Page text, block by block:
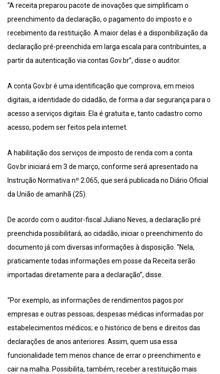
“A receita preparou pacote de inovações que simplificam o
preenchimento da declaração, o pagamento do imposto e o
recebimento da restituição. A maior delas é a disponibilização da
declaração pré-preenchida em larga escala para contribuintes, a
partir da autenticação via contas Gov.br”, disse o auditor.
A conta Gov.br é uma identificação que comprova, em meios
digitais, a identidade do cidadão, de forma a dar segurança para o
acesso a serviços digitais. Ela é gratuita e, tanto cadastro como
acesso, podem ser feitos pela internet.
A habilitação dos serviços de imposto de renda com a conta
Gov.br iniciará em 3 de março, conforme será apresentado na
Instrução Normativa nº 2.065, que será publicada no Diário Oficial
da União de amanhã (25).
De acordo com o auditor-fiscal Juliano Neves, a declaração pré
preenchida possibilitará, ao cidadão, iniciar o preenchimento do
documento já com diversas informações à disposição. “Nela,
praticamente todas informações em posse da Receita serão
importadas diretamente para a declaração”, disse.
“Por exemplo, as informações de rendimentos pagos por
empresas e outras pessoas; despesas médicas informadas por
estabelecimentos médicos; e o histórico de bens e direitos das
declarações de anos anteriores. Assim, quem usa essa
funcionalidade tem menos chance de errar o preenchimento e
cair na malha. Possibilita, também, receber a restituição mais